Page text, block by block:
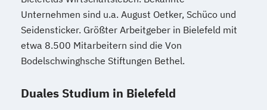
Unternehmen sind u.a. August Oetker, Schüco und
Seidensticker. Größter Arbeitgeber in Bielefeld mit
etwa 8.500 Mitarbeitern sind die Von
Bodelschwinghsche Stiftungen Bethel.
Duales Studium in Bielefeld